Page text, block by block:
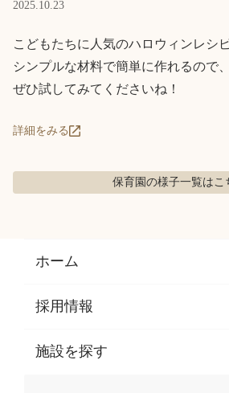
2025.10.23
こどもたちに人気のハロウィンレシピ
シンプルな材料で簡単に作れるので、
ぜひ試してみてくださいね！
詳細をみる
保育園の様子一覧はこ
ホーム
採用情報
施設を探す